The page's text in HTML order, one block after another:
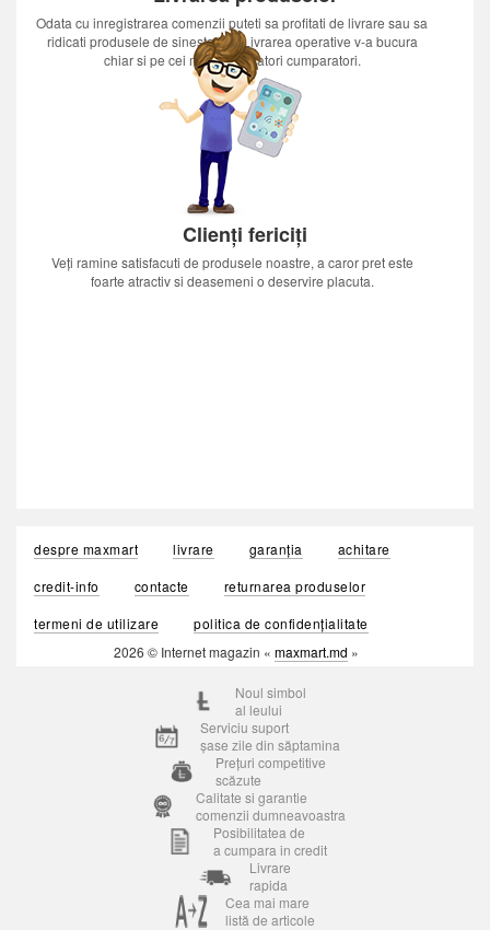
Odata cu inregistrarea comenzii puteti sa profitati de livrare sau sa
ridicati produsele de sinestatator.Livrarea operative v-a bucura
chiar si pe cei mai nerabdatori cumparatori.
Clienți fericiți
Veți ramine satisfacuti de produsele noastre, a caror pret este
foarte atractiv si deasemeni o deservire placuta.
despre maxmart livrare garanția
achitare
credit-info
contacte
returnarea produselor
termeni de utilizare
politica de confidențialitate
2026 © Internet magazin « maxmart.md »
Noul simbol
al leului
Serviciu suport
șase zile din săptamina
Prețuri competitive
scăzute
Calitate si garantie
comenzii dumneavoastra
Posibilitatea de
a cumpara in credit
Livrare
rapida
Cea mai mare
listă de articole